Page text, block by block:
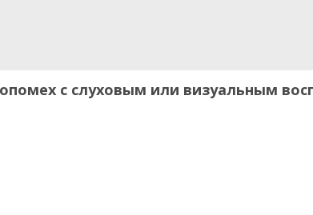
с слуховым или визуальным